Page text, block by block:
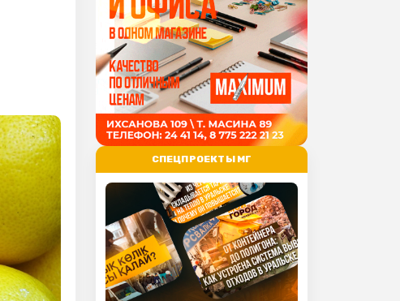
СПЕЦПРОЕКТЫ МГ